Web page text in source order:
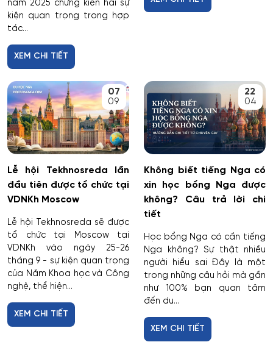
năm 2025 chứng kiến hai sự
kiện quan trọng trong hợp
tác...
XEM CHI TIẾT
07
09
Lễ hội Tekhnosreda lần
đầu tiên được tổ chức tại
VDNKh Moscow
Lễ hội Tekhnosreda sẽ được
tổ chức tại Moscow tại
VDNKh vào ngày 25-26
tháng 9 - sự kiện quan trọng
của Năm Khoa học và Công
nghệ, thể hiện...
XEM CHI TIẾT
22
04
Không biết tiếng Nga có
xin học bổng Nga được
không? Câu trả lời chi
tiết
Học bổng Nga có cần tiếng
Nga không? Sự thật nhiều
người hiểu sai Đây là một
trong những câu hỏi mà gần
như 100% bạn quan tâm
đến du...
XEM CHI TIẾT